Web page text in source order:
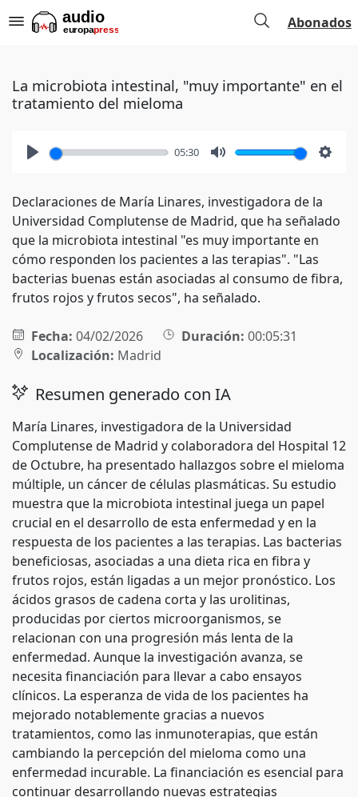
Abonados
La microbiota intestinal, "muy importante" en el
tratamiento del mieloma
05:30
Declaraciones de María Linares, investigadora de la
Universidad Complutense de Madrid, que ha señalado
que la microbiota intestinal "es muy importante en
cómo responden los pacientes a las terapias". "Las
bacterias buenas están asociadas al consumo de fibra,
frutos rojos y frutos secos", ha señalado.
Fecha: 04/02/2026 Duración: 00:05:31
Localización: Madrid
Resumen generado con IA
María Linares, investigadora de la Universidad
Complutense de Madrid y colaboradora del Hospital 12
de Octubre, ha presentado hallazgos sobre el mieloma
múltiple, un cáncer de células plasmáticas. Su estudio
muestra que la microbiota intestinal juega un papel
crucial en el desarrollo de esta enfermedad y en la
respuesta de los pacientes a las terapias. Las bacterias
beneficiosas, asociadas a una dieta rica en fibra y
frutos rojos, están ligadas a un mejor pronóstico. Los
ácidos grasos de cadena corta y las urolitinas,
producidas por ciertos microorganismos, se
relacionan con una progresión más lenta de la
enfermedad. Aunque la investigación avanza, se
necesita financiación para llevar a cabo ensayos
clínicos. La esperanza de vida de los pacientes ha
mejorado notablemente gracias a nuevos
tratamientos, como las inmunoterapias, que están
cambiando la percepción del mieloma como una
enfermedad incurable. La financiación es esencial para
continuar desarrollando nuevas estrategias